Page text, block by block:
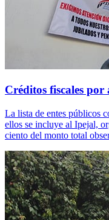
Créditos fiscales
La lista de entes públicos
ellos se incluye al Ipejal,
ciento del monto total